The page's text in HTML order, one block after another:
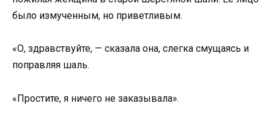
было измученным, но приветливым.
«О, здравствуйте, — сказала она, слегка смущаясь и
поправляя шаль.
«Простите, я ничего не заказывала».